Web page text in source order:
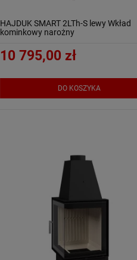
HAJDUK SMART 2LTh-S lewy Wkład
kominkowy narożny
10 795,00 zł
DO KOSZYKA